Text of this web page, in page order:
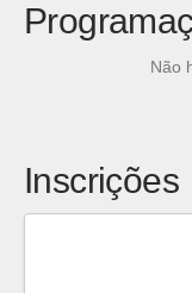
Não
Inscrições